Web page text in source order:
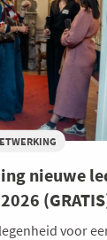
nieuwe
voor